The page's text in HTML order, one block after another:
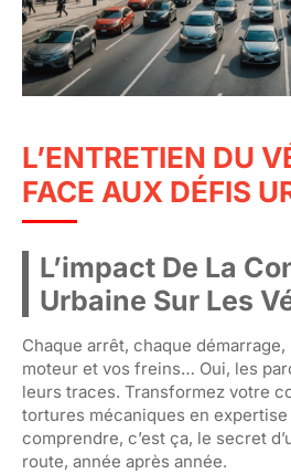
L’ENTRETIEN DU
FACE AUX DÉFIS
L’impact De La
Urbaine Sur Les
Chaque arrêt, chaque
moteur et vos freins… Oui, les
leurs traces. Transformez votre
tortures mécaniques en expertise
comprendre, c’est ça, le secret
route, année après année.